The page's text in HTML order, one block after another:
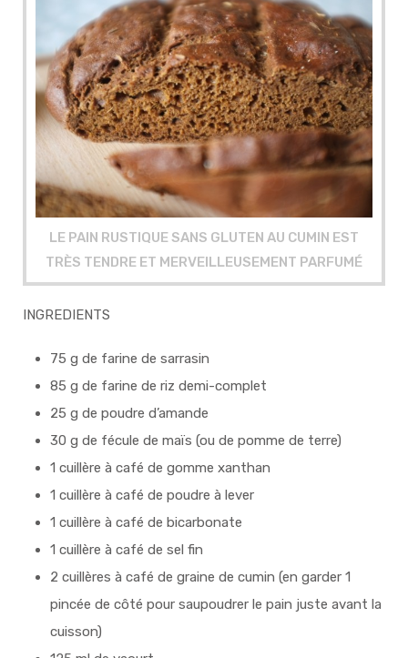
LE PAIN RUSTIQUE SANS GLUTEN AU CUMIN EST
TRÈS TENDRE ET MERVEILLEUSEMENT PARFUMÉ
INGREDIENTS
75 g de farine de sarrasin
85 g de farine de riz demi-complet
25 g de poudre d’amande
30 g de fécule de maïs (ou de pomme de terre)
1 cuillère à café de gomme xanthan
1 cuillère à café de poudre à lever
1 cuillère à café de bicarbonate
1 cuillère à café de sel fin
2 cuillères à café de graine de cumin (en garder 1
pincée de côté pour saupoudrer le pain juste avant la
cuisson)